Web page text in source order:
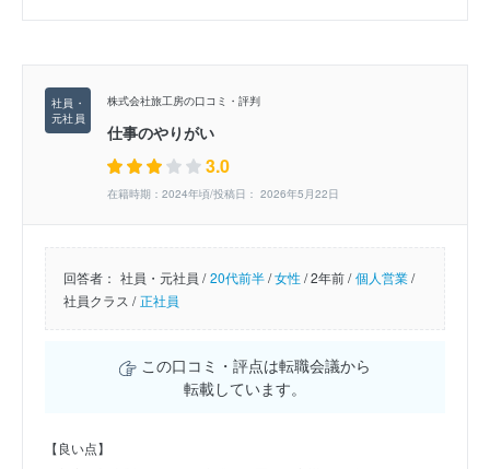
株式会社旅工房の口コミ・評判
仕事のやりがい
3.0
在籍時期：2024年頃/投稿日： 2026年5月22日
回答者： 社員・元社員 / 20代前半/女性/2年前 / 個人営業/
社員クラス / 正社員
この口コミ・評点は転職会議から
転載しています。
【良い点】